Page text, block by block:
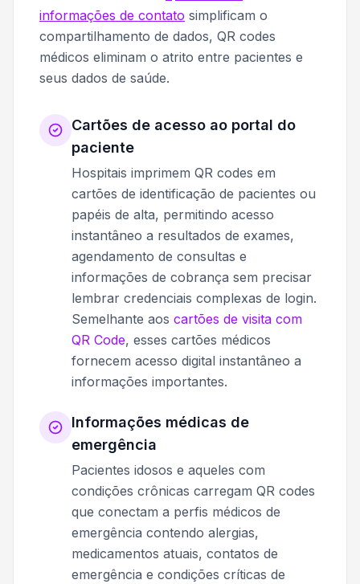
informações de contato simplificam o
compartilhamento de dados, QR codes
médicos eliminam o atrito entre pacientes e
seus dados de saúde.
Cartões de acesso ao portal do
paciente
Hospitais imprimem QR codes em
cartões de identificação de pacientes ou
papéis de alta, permitindo acesso
instantâneo a resultados de exames,
agendamento de consultas e
informações de cobrança sem precisar
lembrar credenciais complexas de login.
Semelhante aos cartões de visita com
QR Code, esses cartões médicos
fornecem acesso digital instantâneo a
informações importantes.
Informações médicas de
emergência
Pacientes idosos e aqueles com
condições crônicas carregam QR codes
que conectam a perfis médicos de
emergência contendo alergias,
medicamentos atuais, contatos de
emergência e condições críticas de